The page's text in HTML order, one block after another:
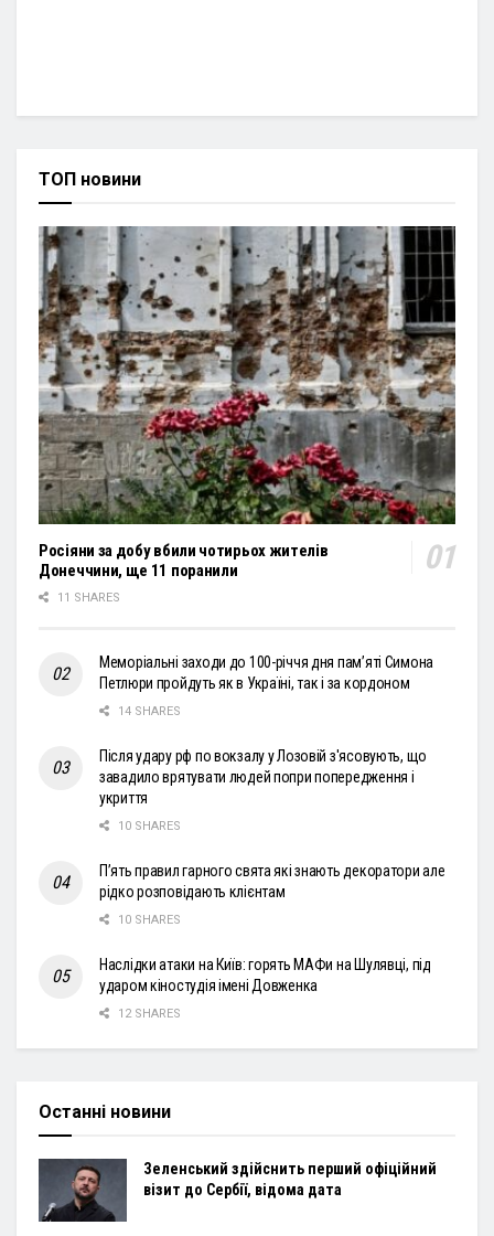
ТОП новини
Росіяни за добу вбили чотирьох жителів
Донеччини, ще 11 поранили
11 SHARES
Меморіальні заходи до 100-річчя дня пам’яті Симона
Петлюри пройдуть як в Україні, так і за кордоном
14 SHARES
Після удару рф по вокзалу у Лозовій з'ясовують, що
завадило врятувати людей попри попередження і
укриття
10 SHARES
П’ять правил гарного свята які знають декоратори але
рідко розповідають клієнтам
10 SHARES
Наслідки атаки на Київ: горять МАФи на Шулявці, під
ударом кіностудія імені Довженка
12 SHARES
Останні новини
Зеленський здійснить перший офіційний
візит до Сербії, відома дата